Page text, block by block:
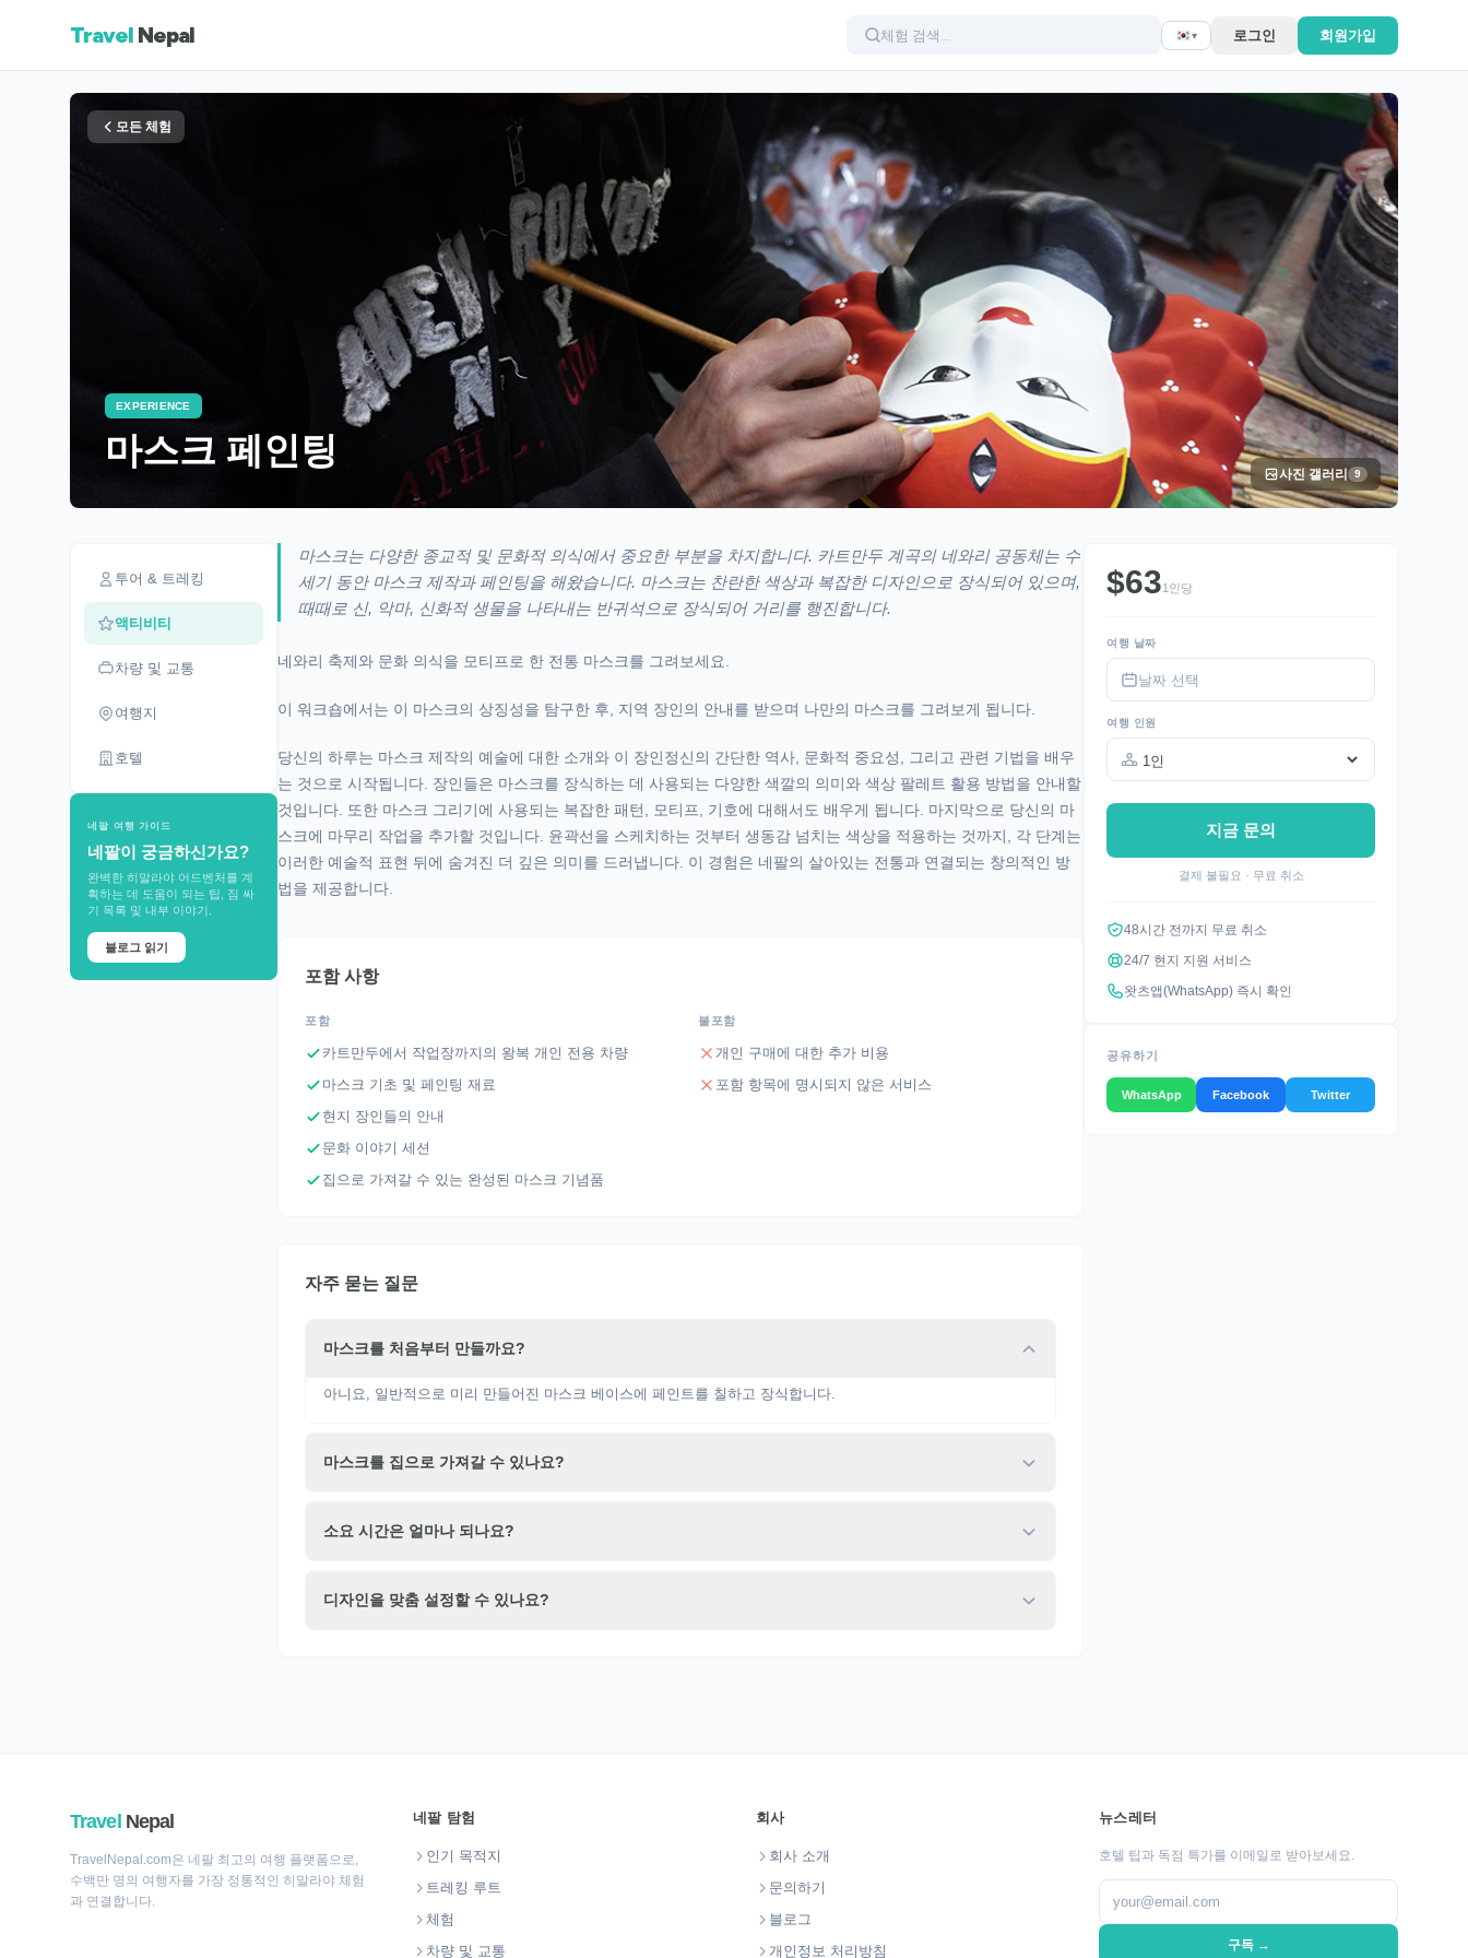
Travel Nepal ▾ 로그인 회원가입
모든 체험
사진 갤러리 9
EXPERIENCE
마스크 페인팅
투어 & 트레킹
액티비티
차량 및 교통
여행지
호텔
네팔 여행 가이드
네팔이 궁금하신가요?
완벽한 히말라야 어드벤처를 계
획하는 데 도움이 되는 팁, 짐 싸
기 목록 및 내부 이야기.
블로그 읽기
마스크는 다양한 종교적 및 문화적 의식에서 중요한 부분을 차지합니다. 카트만두 계곡의 네와리 공동체는 수
세기 동안 마스크 제작과 페인팅을 해왔습니다. 마스크는 찬란한 색상과 복잡한 디자인으로 장식되어 있으며,
때때로 신, 악마, 신화적 생물을 나타내는 반귀석으로 장식되어 거리를 행진합니다.
네와리 축제와 문화 의식을 모티프로 한 전통 마스크를 그려보세요.
이 워크숍에서는 이 마스크의 상징성을 탐구한 후, 지역 장인의 안내를 받으며 나만의 마스크를 그려보게 됩니다.
당신의 하루는 마스크 제작의 예술에 대한 소개와 이 장인정신의 간단한 역사, 문화적 중요성, 그리고 관련 기법을 배우
는 것으로 시작됩니다. 장인들은 마스크를 장식하는 데 사용되는 다양한 색깔의 의미와 색상 팔레트 활용 방법을 안내할
것입니다. 또한 마스크 그리기에 사용되는 복잡한 패턴, 모티프, 기호에 대해서도 배우게 됩니다. 마지막으로 당신의 마
스크에 마무리 작업을 추가할 것입니다. 윤곽선을 스케치하는 것부터 생동감 넘치는 색상을 적용하는 것까지, 각 단계는
이러한 예술적 표현 뒤에 숨겨진 더 깊은 의미를 드러냅니다. 이 경험은 네팔의 살아있는 전통과 연결되는 창의적인 방
법을 제공합니다.
포함 사항
포함
카트만두에서 작업장까지의 왕복 개인 전용 차량
마스크 기초 및 페인팅 재료
현지 장인들의 안내
문화 이야기 세션
집으로 가져갈 수 있는 완성된 마스크 기념품
불포함
개인 구매에 대한 추가 비용
포함 항목에 명시되지 않은 서비스
자주 묻는 질문
마스크를 처음부터 만들까요?
아니요, 일반적으로 미리 만들어진 마스크 베이스에 페인트를 칠하고 장식합니다.
마스크를 집으로 가져갈 수 있나요?
소요 시간은 얼마나 되나요?
디자인을 맞춤 설정할 수 있나요?
$631인당
여행 날짜
여행 인원
지금 문의
결제 불필요 · 무료 취소
48시간 전까지 무료 취소
24/7 현지 지원 서비스
왓츠앱(WhatsApp) 즉시 확인
공유하기
WhatsApp Facebook Twitter
Travel Nepal
TravelNepal.com은 네팔 최고의 여행 플랫폼으로,
수백만 명의 여행자를 가장 정통적인 히말라야 체험
과 연결합니다.
네팔 탐험
인기 목적지
트레킹 루트
체험
차량 및 교통
회사
회사 소개
문의하기
블로그
개인정보 처리방침
뉴스레터
호텔 팁과 독점 특가를 이메일로 받아보세요.
구독 →